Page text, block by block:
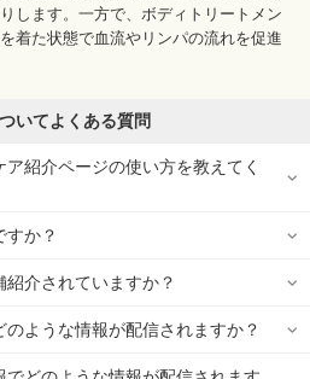
します。一方で、ボディトリートメン
着た状態で血流やリンパの流れを促進
いてよくある質問
紹介ページの使い方を教えてく
すか？
介されていますか？
のような情報が配信されますか？